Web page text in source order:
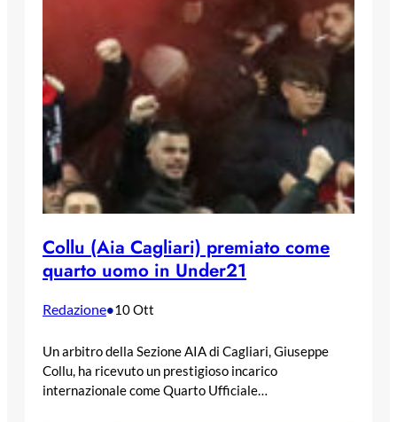
Collu (Aia Cagliari) premiato come
quarto uomo in Under21
Redazione•10 Ott
Un arbitro della Sezione AIA di Cagliari, Giuseppe
Collu, ha ricevuto un prestigioso incarico
internazionale come Quarto Ufficiale…